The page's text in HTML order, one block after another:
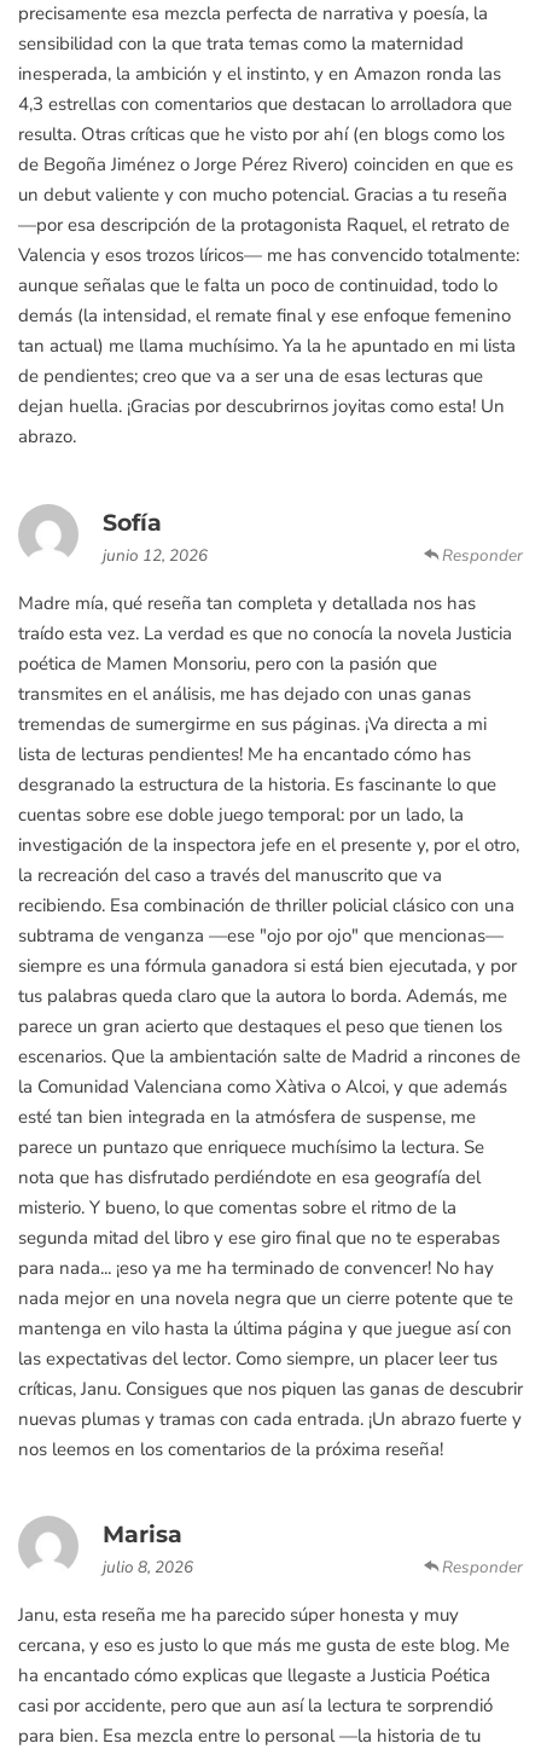
precisamente esa mezcla perfecta de narrativa y poesía, la
sensibilidad con la que trata temas como la maternidad
inesperada, la ambición y el instinto, y en Amazon ronda las
4,3 estrellas con comentarios que destacan lo arrolladora que
resulta. Otras críticas que he visto por ahí (en blogs como los
de Begoña Jiménez o Jorge Pérez Rivero) coinciden en que es
un debut valiente y con mucho potencial. Gracias a tu reseña
—por esa descripción de la protagonista Raquel, el retrato de
Valencia y esos trozos líricos— me has convencido totalmente:
aunque señalas que le falta un poco de continuidad, todo lo
demás (la intensidad, el remate final y ese enfoque femenino
tan actual) me llama muchísimo. Ya la he apuntado en mi lista
de pendientes; creo que va a ser una de esas lecturas que
dejan huella. ¡Gracias por descubrirnos joyitas como esta! Un
abrazo.
Sofía
junio 12, 2026 Responder
Madre mía, qué reseña tan completa y detallada nos has
traído esta vez. La verdad es que no conocía la novela Justicia
poética de Mamen Monsoriu, pero con la pasión que
transmites en el análisis, me has dejado con unas ganas
tremendas de sumergirme en sus páginas. ¡Va directa a mi
lista de lecturas pendientes! Me ha encantado cómo has
desgranado la estructura de la historia. Es fascinante lo que
cuentas sobre ese doble juego temporal: por un lado, la
investigación de la inspectora jefe en el presente y, por el otro,
la recreación del caso a través del manuscrito que va
recibiendo. Esa combinación de thriller policial clásico con una
subtrama de venganza —ese "ojo por ojo" que mencionas—
siempre es una fórmula ganadora si está bien ejecutada, y por
tus palabras queda claro que la autora lo borda. Además, me
parece un gran acierto que destaques el peso que tienen los
escenarios. Que la ambientación salte de Madrid a rincones de
la Comunidad Valenciana como Xàtiva o Alcoi, y que además
esté tan bien integrada en la atmósfera de suspense, me
parece un puntazo que enriquece muchísimo la lectura. Se
nota que has disfrutado perdiéndote en esa geografía del
misterio. Y bueno, lo que comentas sobre el ritmo de la
segunda mitad del libro y ese giro final que no te esperabas
para nada... ¡eso ya me ha terminado de convencer! No hay
nada mejor en una novela negra que un cierre potente que te
mantenga en vilo hasta la última página y que juegue así con
las expectativas del lector. Como siempre, un placer leer tus
críticas, Janu. Consigues que nos piquen las ganas de descubrir
nuevas plumas y tramas con cada entrada. ¡Un abrazo fuerte y
nos leemos en los comentarios de la próxima reseña!
Marisa
julio 8, 2026 Responder
Janu, esta reseña me ha parecido súper honesta y muy
cercana, y eso es justo lo que más me gusta de este blog. Me
ha encantado cómo explicas que llegaste a Justicia Poética
casi por accidente, pero que aun así la lectura te sorprendió
para bien. Esa mezcla entre lo personal —la historia de tu